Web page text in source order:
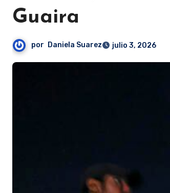
Guaira
por Daniela Suarez julio 3, 2026